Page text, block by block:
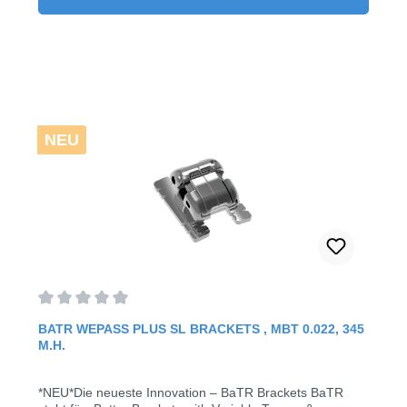
Kieferorthopäden jedes Bracket individuell anpassen und
Rotationsoptionen bietet, ermöglicht BaTR
Kieferorthopäden ein Höchstmaß an Flexibilität und
Kontrolle.Vorteile: verbesserte Präzision und individuelle
Anpassungverbesserte Behandlungseffizienzverbesserte
Haltbarkeit und Komfort optimierte
Behandlungsergebnisse20 Stück / Fall
NEU
BATR WEPASS PLUS SL BRACKETS , MBT 0.022, 345
M.H.
*NEU*Die neueste Innovation – BaTR Brackets BaTR